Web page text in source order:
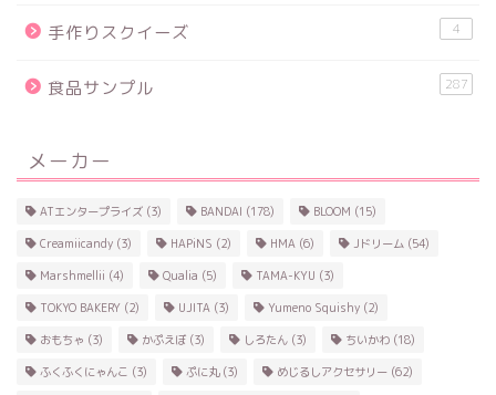
手作りスクイーズ 4
食品サンプル 287
メーカー
ATエンタープライズ (3) BANDAI (178) BLOOM (15)
Creamiicandy (3) HAPiNS (2) HMA (6) Jドリーム (54)
Marshmellii (4) Qualia (5) TAMA-KYU (3)
TOKYO BAKERY (2) UJITA (3) Yumeno Squishy (2)
おもちゃ (3) かぷえぼ (3) しろたん (3) ちいかわ (18)
ふくふくにゃんこ (3) ぷに丸(3) めじるしアクセサリー (62)